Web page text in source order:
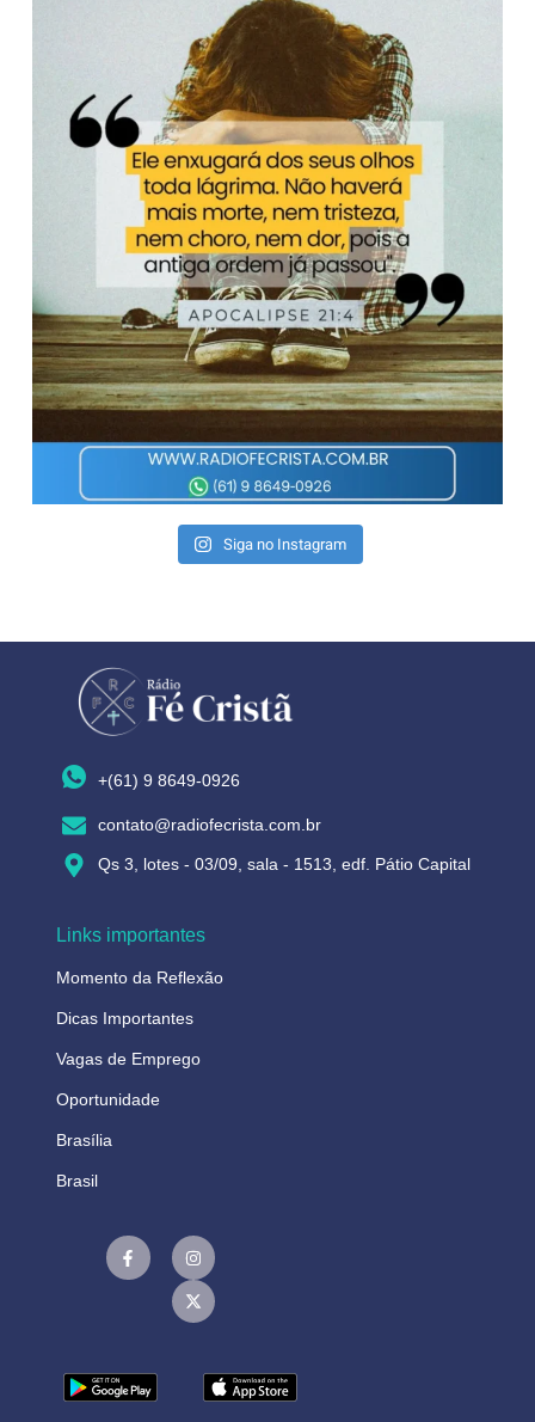
Siga no Instagram
+(61) 9 8649-0926
contato@radiofecrista.com.br
Qs 3, lotes - 03/09, sala - 1513, edf. Pátio Capital
Links importantes
Momento da Reflexão
Dicas Importantes
Vagas de Emprego
Oportunidade
Brasília
Brasil